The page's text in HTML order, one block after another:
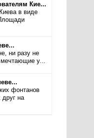
Кие...
в виде
ни разу не
у...
фонтанов
друг на